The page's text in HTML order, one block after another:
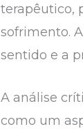
terapêutico,
sofrimento.
sentido e a
A análise
como um